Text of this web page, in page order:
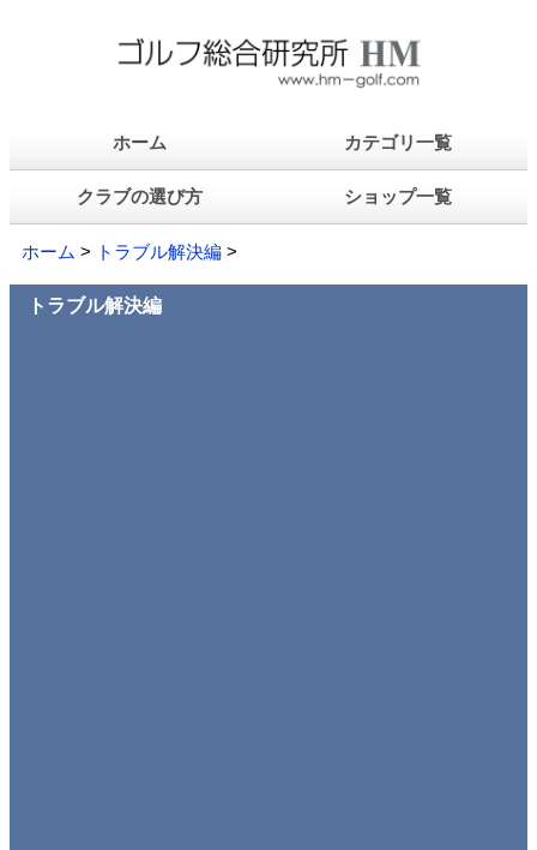
ホーム カテゴリ一覧
クラブの選び方 ショップ一覧
ホーム > トラブル解決編 >
トラブル解決編